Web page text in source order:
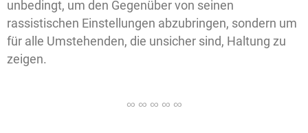
unbedingt, um den Gegenüber von seinen
rassistischen Einstellungen abzubringen, sondern um
für alle Umstehenden, die unsicher sind, Haltung zu
zeigen.